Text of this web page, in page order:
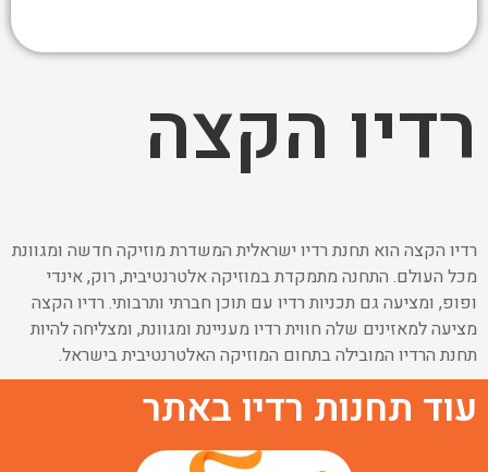
רדיו הקצה
רדיו הקצה הוא תחנת רדיו ישראלית המשדרת מוזיקה חדשה ומגוונת
מכל העולם. התחנה מתמקדת במוזיקה אלטרנטיבית, רוק, אינדי
ופופ, ומציעה גם תכניות רדיו עם תוכן חברתי ותרבותי. רדיו הקצה
מציעה למאזינים שלה חווית רדיו מעניינת ומגוונת, ומצליחה להיות
תחנת הרדיו המובילה בתחום המוזיקה האלטרנטיבית בישראל.
עוד תחנות רדיו באתר